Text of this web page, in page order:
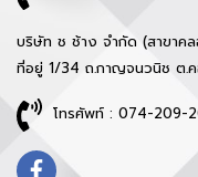
บริษัท ช ช้าง จำกัด (สาขาคล
ที่อยู่ 1/34 ถ.กาญจนวนิช ต.
โทรศัพท์ : 074-209-